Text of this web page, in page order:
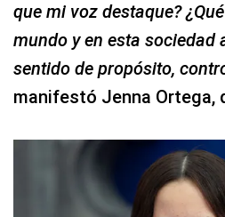
que mi voz destaque?
mundo y en esta sociedad
sentido de propósito,
manifestó Jenna Ortega,